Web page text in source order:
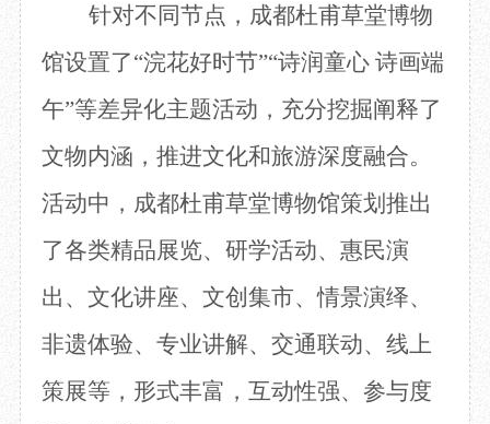
草堂影壁
大雅堂
草堂书院
针对不同节点，成都杜甫草堂博物
馆设置了“浣花好时节”“诗润童心 诗画端
午”等差异化主题活动，充分挖掘阐释了
文物内涵， 推进文化和旅游深度融合。
活动中，成都杜甫草堂博物馆策划推出
了各类精品展览、研学活动、惠民演
出、文化讲座、文创集市、情景演绎、
非遗体验、专业讲解、交通联动、线上
策展等 ， 形式丰富， 互动性强、参与度